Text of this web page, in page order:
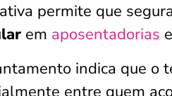
permite que
em aposentadorias e
indica que o
entre quem